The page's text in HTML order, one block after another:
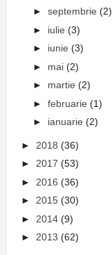
► septembrie (2)
► iulie (3)
► iunie (3)
► mai (2)
► martie (2)
► februarie (1)
► ianuarie (2)
► 2018 (36)
► 2017 (53)
► 2016 (36)
► 2015 (30)
► 2014 (9)
► 2013 (62)